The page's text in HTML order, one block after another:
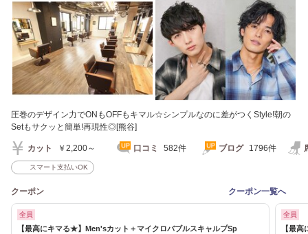
圧巻のデザイン力でONもOFFもキマル☆シンプルなのに差がつくStyle!朝の
Setもサクッと簡単!再現性◎[熊谷]
カット ￥2,200～ 口コミ 582件 ブログ 1796件
スマート支払いOK
クーポン クーポン一覧へ
全員
【最高にキマる★】Men'sカット＋マイクロバブルスキャルプSp
全員
【最